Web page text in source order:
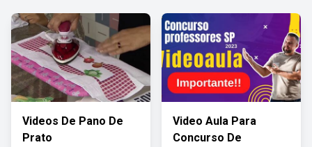
Videos De Pano De
Prato
Video Aula Para
Concurso De